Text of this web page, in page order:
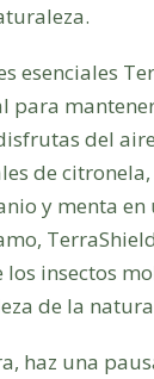
esenciales
para
del
de
y menta en
los insectos
de la
haz una